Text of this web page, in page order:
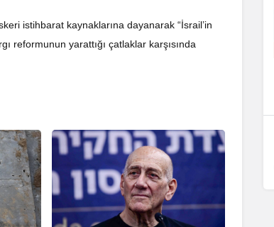
istihbarat kaynaklarına dayanarak “İsrail’in
reformunun yarattığı çatlaklar karşısında
RÖPORTAJ